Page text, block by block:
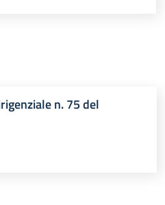
n. 75 del